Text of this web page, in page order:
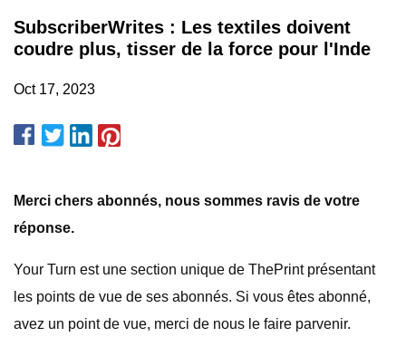
SubscriberWrites : Les textiles doivent
coudre plus, tisser de la force pour l'Inde
Oct 17, 2023
Merci chers abonnés, nous sommes ravis de votre
réponse.
Your Turn est une section unique de ThePrint présentant
les points de vue de ses abonnés. Si vous êtes abonné,
avez un point de vue, merci de nous le faire parvenir.